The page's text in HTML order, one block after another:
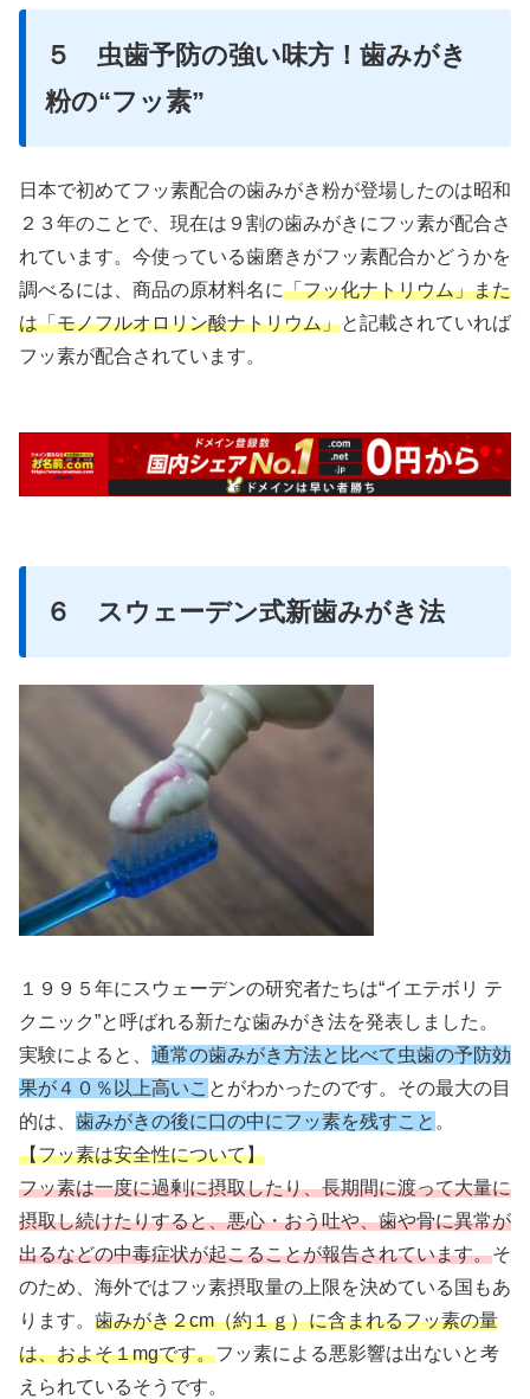
５ 虫歯予防の強い味方！歯みがき
粉の“フッ素”
日本で初めてフッ素配合の歯みがき粉が登場したのは昭和
２３年のことで、現在は９割の歯みがきにフッ素が配合さ
れています。今使っている歯磨きがフッ素配合かどうかを
調べるには、商品の原材料名に「フッ化ナトリウム」また
は「モノフルオロリン酸ナトリウム」と記載されていれば
フッ素が配合されています。
６ スウェーデン式新歯みがき法
１９９５年にスウェーデンの研究者たちは“イエテボリ テ
クニック”と呼ばれる新たな歯みがき法を発表しました。
実験によると、 通常の歯みがき方法と比べて虫歯の予防効
果が４０％以上高いこ とがわかったのです。その最大の目
的は、 歯みがきの後に口の中にフッ素を残すこと 。
【フッ素は安全性について】
フッ素は一度に過剰に摂取したり、長期間に渡って大量に
摂取し続けたりすると、悪心・おう吐や、歯や骨に異常が
出るなどの中毒症状が起こることが報告されています。そ
のため、海外ではフッ素摂取量の上限を決めている国もあ
ります。 歯みがき２cm（約１ｇ）に含まれるフッ素の量
は、およそ１mgです。フッ素による悪影響は出ないと考
えられているそうです。